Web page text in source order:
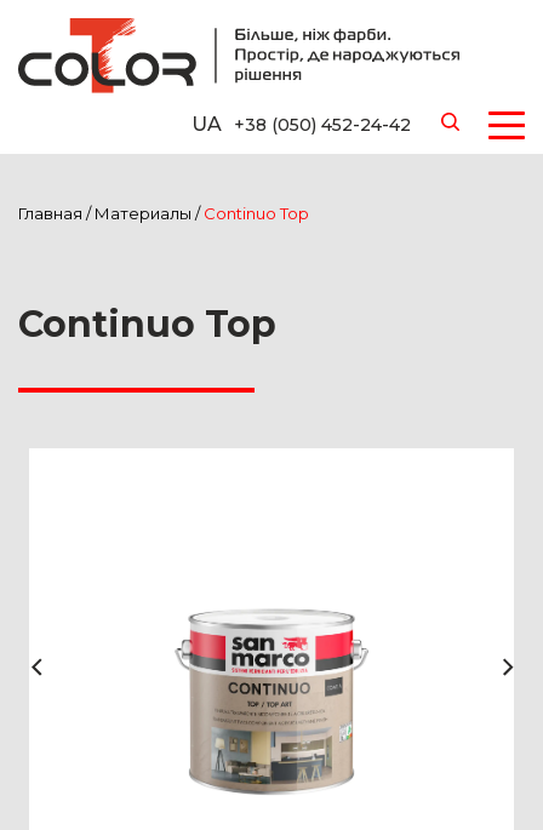
UA +38 (050) 452-24-42
Главная /Материалы /Continuo Top
Continuo Top